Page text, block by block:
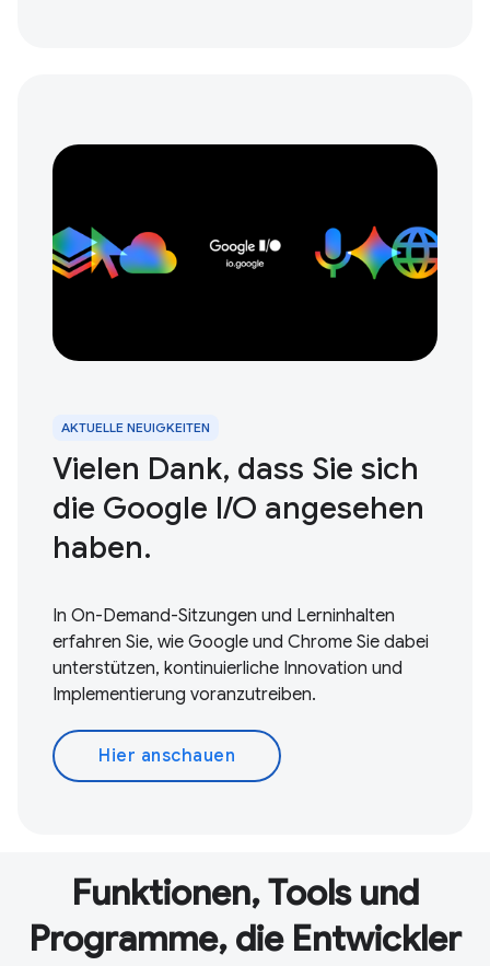
AKTUELLE NEUIGKEITEN
Vielen Dank, dass Sie sich
die Google I/O angesehen
haben.
In On-Demand-Sitzungen und Lerninhalten
erfahren Sie, wie Google und Chrome Sie dabei
unterstützen, kontinuierliche Innovation und
Implementierung voranzutreiben.
Hier anschauen
Funktionen, Tools und
Programme, die Entwickler